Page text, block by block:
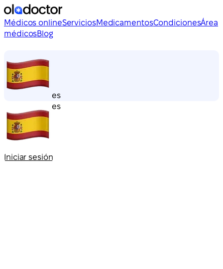
Médicos onlineServiciosMedicamentosCondicionesÁrea
médicosBlog
es
es
Iniciar sesión